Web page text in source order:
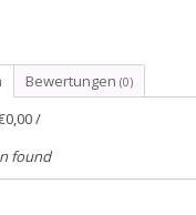
Bewertungen (0)
/
found